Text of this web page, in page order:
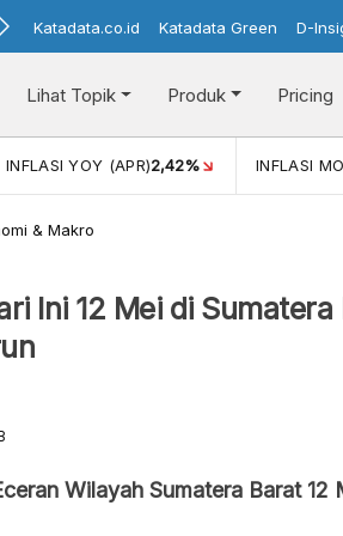
Katadata.co.id Katadata Green D-
Lihat Topik Produk Pricing
INFLASI YOY (APR)2,42% INFLASI
& Makro
Ini 12 Mei di
Wilayah Sumatera Barat 12